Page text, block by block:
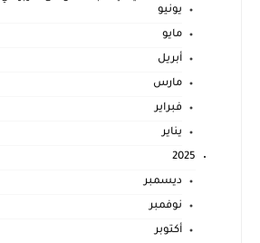
يونيو
مايو
أبريل
مارس
فبراير
يناير
2025
ديسمبر
نوفمبر
أكتوبر